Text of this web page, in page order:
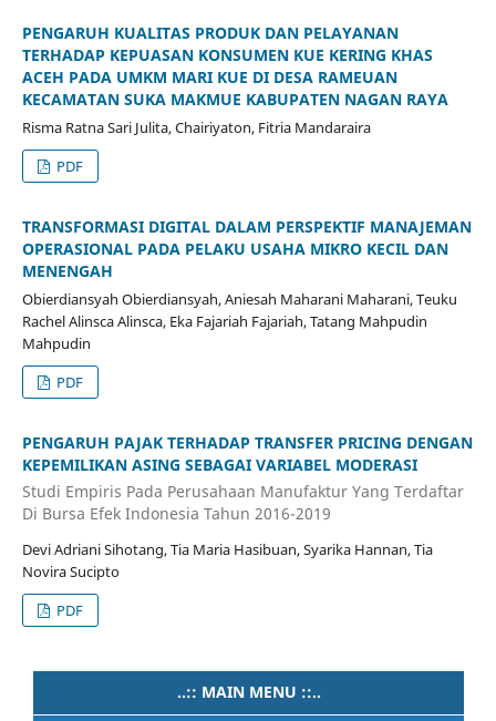
PENGARUH KUALITAS PRODUK DAN PELAYANAN
TERHADAP KEPUASAN KONSUMEN KUE KERING KHAS
ACEH PADA UMKM MARI KUE DI DESA RAMEUAN
KECAMATAN SUKA MAKMUE KABUPATEN NAGAN RAYA
Risma Ratna Sari Julita, Chairiyaton, Fitria Mandaraira
PDF
TRANSFORMASI DIGITAL DALAM PERSPEKTIF MANAJEMAN
OPERASIONAL PADA PELAKU USAHA MIKRO KECIL DAN
MENENGAH
Obierdiansyah Obierdiansyah, Aniesah Maharani Maharani, Teuku
Rachel Alinsca Alinsca, Eka Fajariah Fajariah, Tatang Mahpudin
Mahpudin
PDF
PENGARUH PAJAK TERHADAP TRANSFER PRICING DENGAN
KEPEMILIKAN ASING SEBAGAI VARIABEL MODERASI
Studi Empiris Pada Perusahaan Manufaktur Yang Terdaftar
Di Bursa Efek Indonesia Tahun 2016-2019
Devi Adriani Sihotang, Tia Maria Hasibuan, Syarika Hannan, Tia
Novira Sucipto
PDF
..:: MAIN MENU ::..